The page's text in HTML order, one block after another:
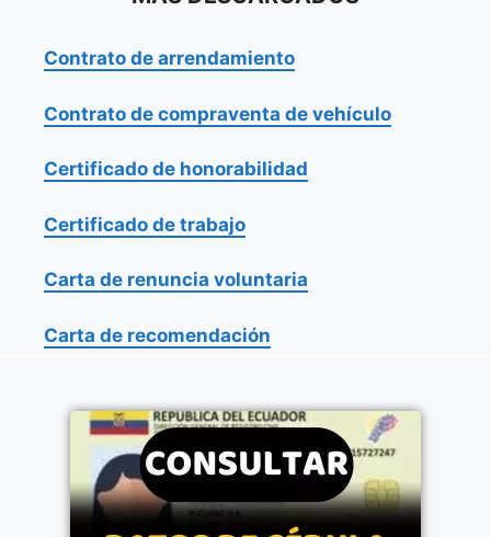
Contrato de arrendamiento
Contrato de compraventa de vehículo
Certificado de honorabilidad
Certificado de trabajo
Carta de renuncia voluntaria
Carta de recomendación